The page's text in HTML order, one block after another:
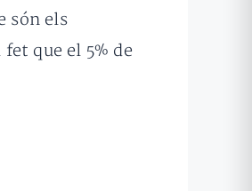
són els
que el 5% de